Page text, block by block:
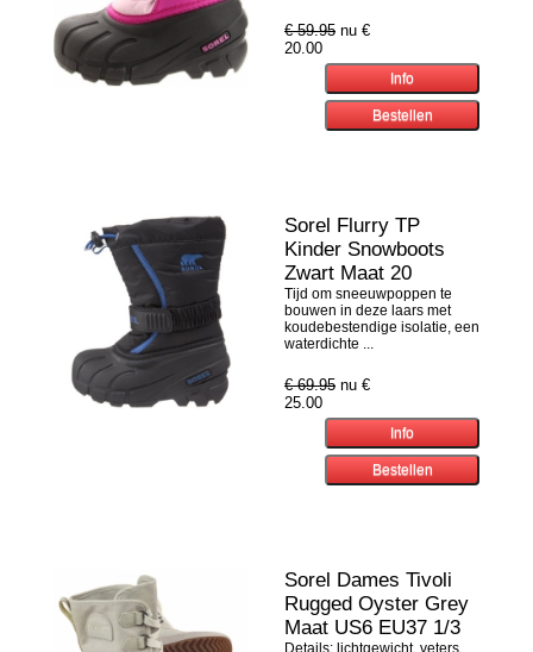
€ 59.95 nu €
20.00
Sorel Flurry TP
Kinder Snowboots
Zwart Maat 20
Tijd om sneeuwpoppen te
bouwen in deze laars met
koudebestendige isolatie, een
waterdichte ...
€ 69.95 nu €
25.00
Sorel Dames Tivoli
Rugged Oyster Grey
Maat US6 EU37 1/3